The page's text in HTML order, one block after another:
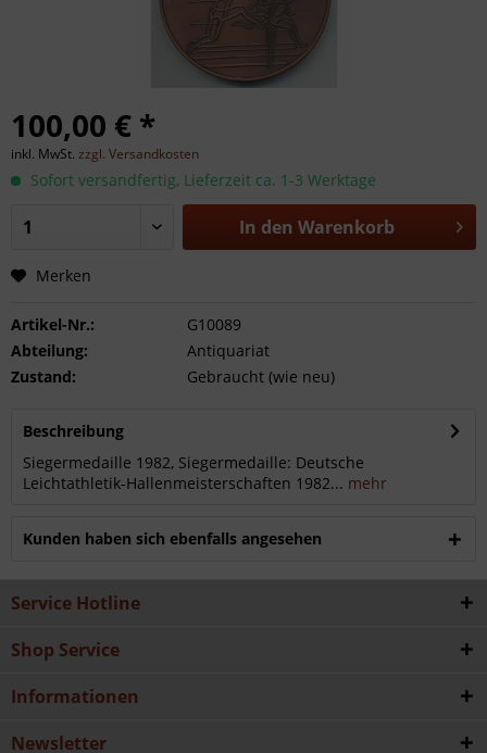
100,00 € *
inkl. MwSt. zzgl. Versandkosten
Sofort versandfertig, Lieferzeit ca. 1-3 Werktage
In den Warenkorb
Merken
Artikel-Nr.:
G10089
Abteilung:
Antiquariat
Zustand:
Gebraucht (wie neu)
Beschreibung
Siegermedaille 1982, Siegermedaille: Deutsche
Leichtathletik-Hallenmeisterschaften 1982... mehr
Kunden haben sich ebenfalls angesehen
Service Hotline
Shop Service
Informationen
Newsletter